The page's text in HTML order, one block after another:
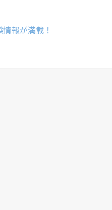
報が満載！